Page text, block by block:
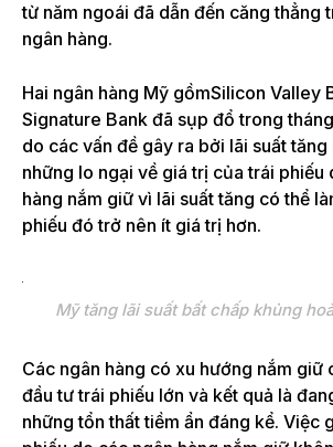
từ năm ngoái đã dẫn đến căng thẳng
ngân hàng.
Hai ngân hàng Mỹ gồmSilicon Valley
Signature Bank đã sụp đổ trong
do các vấn đề gây ra bởi lãi suất tăng
những lo ngại về giá trị của trái phiếu
hàng nắm giữ vì lãi suất tăng có thể
phiếu đó trở nên ít giá trị hơn.
Mỹ tăng lãi suất bất chấp khủng
Các ngân hàng có xu hướng nắm giữ
đầu tư trái phiếu lớn và kết quả là
những tổn thất tiềm ẩn đáng kể. Việc